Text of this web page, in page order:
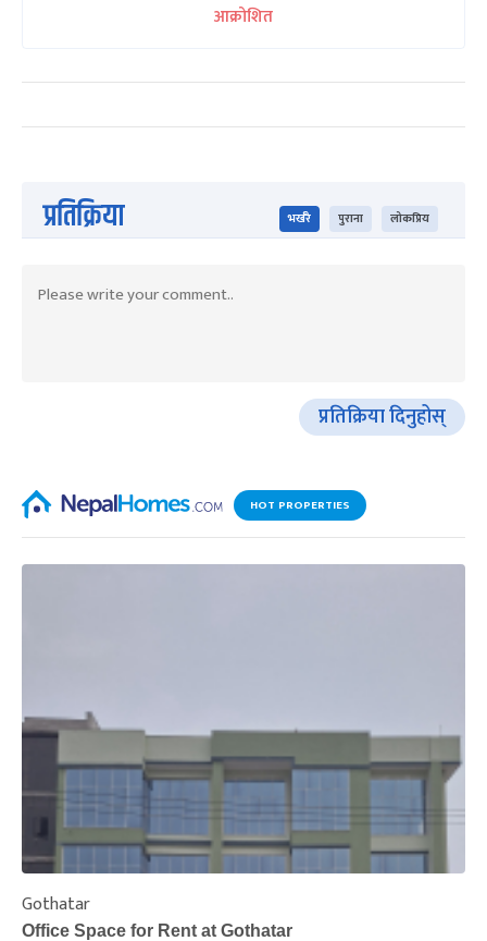
आक्रोशित
प्रतिक्रिया भर्खरै पुराना लोकप्रिय
प्रतिक्रिया दिनुहोस्
HOT PROPERTIES
Gothatar
Office Space for Rent at Gothatar